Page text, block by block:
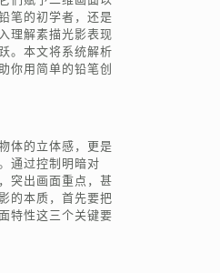
笔的初学者，还是
理解素描光影表现
。本文将系统解析
你用简单的铅笔创
体的立体感，更是
通过控制明暗对
突出画面重点，甚
的本质，首先要把
特性这三个关键要